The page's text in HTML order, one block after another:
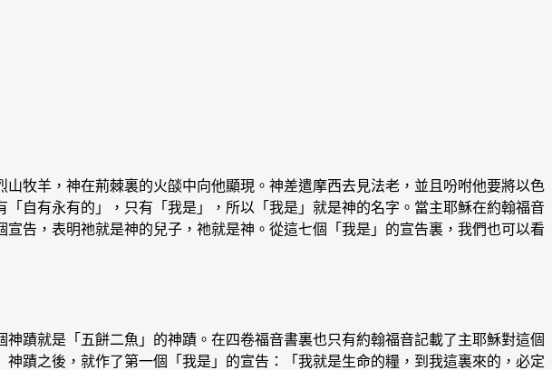
羊，神在荊棘裏的火燄中向他顯現。神差遣摩西去見法老，並且吩咐他要將以色
自有永有的」，只有「我是」，所以「我是」就是神的名字。當主耶穌在約翰福音
告，表明祂就是神的兒子，祂就是神。從這七個「我是」的宣告裏，我們也可以看
就是「五餅二魚」的神蹟。在四卷福音書裏也只有約翰福音記載了主耶穌對這個
蹟之後，就作了第一個「我是」的宣告：「我就是生命的糧，到我這裏來的，必定